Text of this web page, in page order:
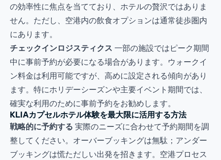
の効率性に焦点を当てており、ホテルの贅沢ではありま
せん。ただし、空港内の飲食オプションは通常徒歩圏内
にあります。
チェックインロジスティクス 一部の施設ではピーク期間
中に事前予約が必要になる場合があります。ウォークイ
ン料金は利用可能ですが、高めに設定される傾向があり
ます。特にホリデーシーズンや主要イベント期間では、
確実な利用のために事前予約をお勧めします。
KLIAカプセルホテル体験を最大限に活用する方法
戦略的に予約する 実際のニーズに合わせて予約期間を調
整してください。オーバーブッキングは無駄；アンダー
ブッキングは慌ただしい出発を招きます。空港プロセス